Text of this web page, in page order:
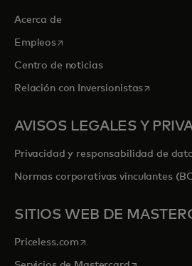
Acerca de
Empleosse abre en una pestaña
Centro de noticias
Relación con Inversionistasse abre
AVISOS LEGALES Y
Privacidad y responsabilidad de
Normas corporativas vinculantes
SITIOS WEB DE
Priceless.com se abre en una pestaña
se abre en